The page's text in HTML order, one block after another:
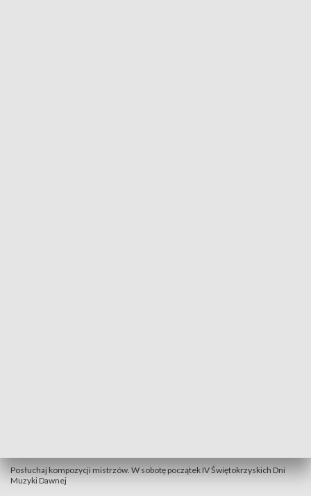
Posłuchaj kompozycji mistrzów. W sobotę początek IV Świętokrzyskich Dni
Muzyki Dawnej